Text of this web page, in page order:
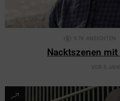
9.7K ANSICHTEN
Nacktszenen
VOR 5